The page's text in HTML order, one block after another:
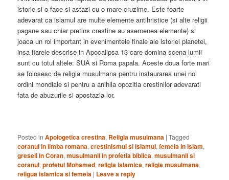
istorie si o face si astazi cu o mare cruzime. Este foarte
adevarat ca islamul are multe elemente antihristice (si alte religii
pagane sau chiar pretins crestine au asemenea elemente) si
joaca un rol important in evenimentele finale ale istoriei planetei,
insa fiarele descrise in Apocalipsa 13 care domina scena lumii
sunt cu totul altele: SUA si Roma papala. Aceste doua forte mari
se folosesc de religia musulmana pentru instaurarea unei noi
ordini mondiale si pentru a anihila opozitia crestinilor adevarati
fata de abuzurile si apostazia lor.
Posted in Apologetica crestina, Religia musulmana |Tagged
coranul in limba romana,crestinismul si islamul,femeia in islam,
greseli in Coran,musulmanii in profetia biblica,musulmanii si
coranul,profetul Mohamed,religia islamica,religia musulmana,
religua islamica si femeia | Leave a reply